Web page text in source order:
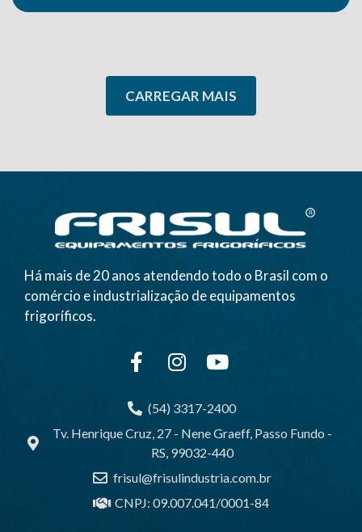
CARREGAR MAIS
Há mais de 20 anos atendendo todo o Brasil com o
comércio e industrialização de equipamentos
frigoríficos.
(54) 3317-2400
Tv. Henrique Cruz, 27 - Nene Graeff, Passo Fundo -
RS, 99032-440
frisul@frisulindustria.com.br
CNPJ: 09.007.041/0001-84